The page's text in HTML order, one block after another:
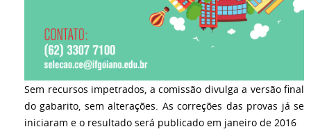
Sem recursos impetrados, a comissão divulga a versão final
do gabarito, sem alterações. As correções das provas já se
iniciaram e o resultado será publicado em janeiro de 2016